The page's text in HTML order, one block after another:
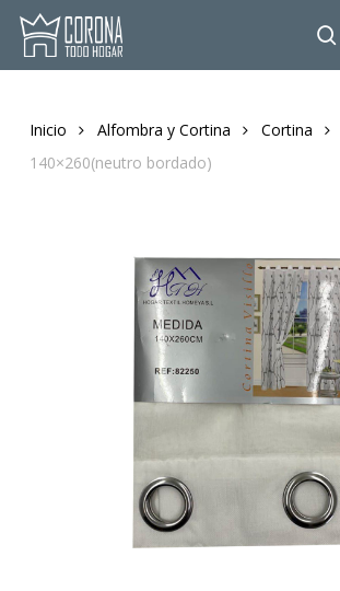
Skip
main
Inicio Alfombra y Cortina Cortina
140×260(neutro bordado)